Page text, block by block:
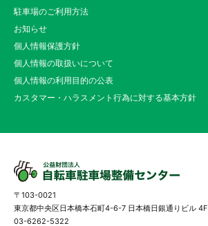
駐車場のご利用方法
お知らせ
個人情報保護方針
個人情報の取扱いについて
個人情報の利用目的の公表
カスタマー・ハラスメント行為に対する基本方針
〒103-0021
東京都中央区日本橋本石町4-6-7 日本橋日銀通りビル 4F
03-6262-5322